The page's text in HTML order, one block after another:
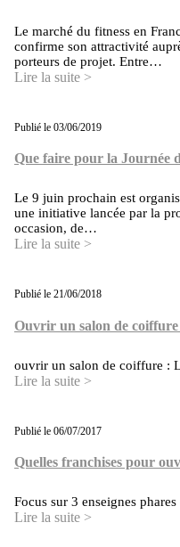
Le marché du fitness en
confirme son attractivité
porteurs de projet. Entre…
Lire la suite >
Publié le 03/06/2019
Que faire pour la Journée
Le 9 juin prochain est
une initiative lancée par la
occasion, de…
Lire la suite >
Publié le 21/06/2018
Ouvrir un salon de coiffure
ouvrir un salon de coiffure :
Lire la suite >
Publié le 06/07/2017
Quelles franchises pour
Focus sur 3 enseignes
Lire la suite >